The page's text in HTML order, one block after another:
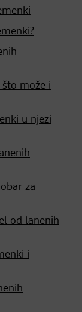
može i
u njezi
za
od lanenih
i